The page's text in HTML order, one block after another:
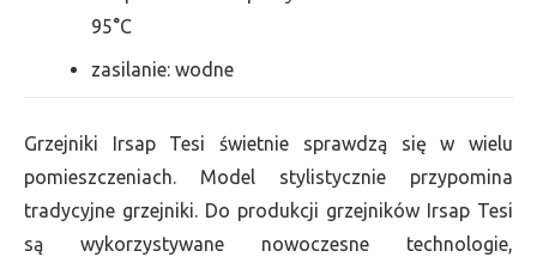
95°C
zasilanie: wodne
Grzejniki Irsap Tesi świetnie sprawdzą się w wielu
pomieszczeniach. Model stylistycznie przypomina
tradycyjne grzejniki. Do produkcji grzejników Irsap Tesi
są wykorzystywane nowoczesne technologie,